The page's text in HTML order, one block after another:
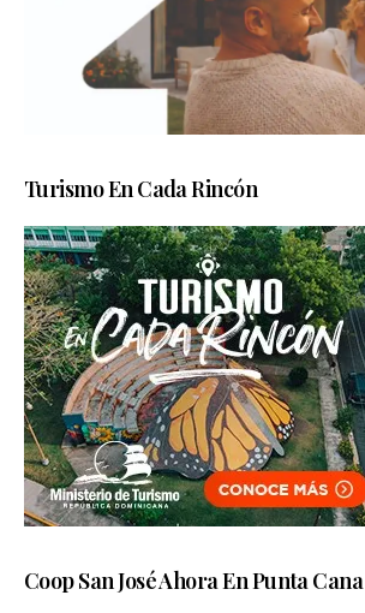
Turismo En Cada Rincón
Coop San José Ahora En Punta Cana